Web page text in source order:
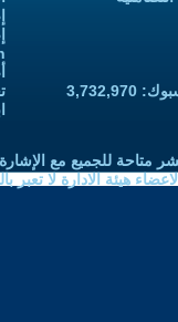
متاحة للجميع مع
هيئة الادارة لا تعبر